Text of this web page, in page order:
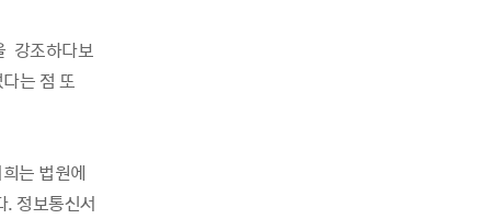
강조하다보
는 점 또
는 법원에
. 정보통신서